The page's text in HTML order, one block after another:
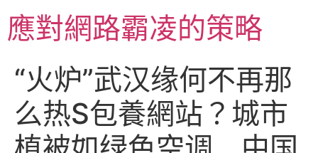
主應對網路霸凌的策略
“火炉”武汉缘何不再那
么热S包養網站？城市